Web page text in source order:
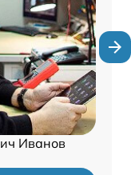
Иванов